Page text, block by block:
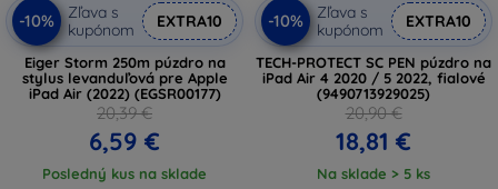
-10%
Zľava s
kupónom
EXTRA10
Eiger Storm 250m púzdro na
stylus levanduľová pre Apple
iPad Air (2022) (EGSR00177)
20,39 €
6,59 €
Posledný kus na sklade
-10%
Zľava s
kupónom
EXTRA10
TECH-PROTECT SC PEN púzdro na
iPad Air 4 2020 / 5 2022, fialové
(9490713929025)
20,90 €
18,81 €
Na sklade > 5 ks